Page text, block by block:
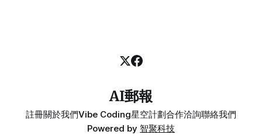
AI郵報
註冊關於我們Vibe Coding星空計劃合作洽詢聯絡我們
Powered by 智聚科技